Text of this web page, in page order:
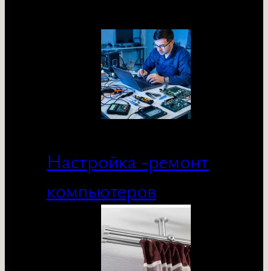
Настройка -ремонт
компьютеров